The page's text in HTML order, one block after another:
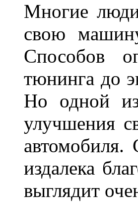
Многие люди
свою
Способов
тюнинга до
Но одной из
улучшения
автомобиля.
издалека
выглядит